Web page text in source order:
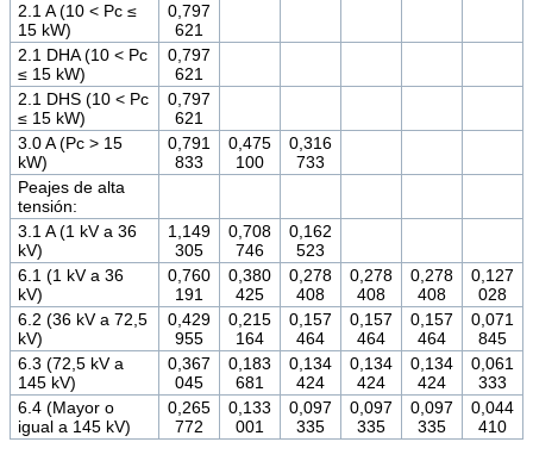
2.1 A (10 < Pc ≤
15 kW)
0,797
621
2.1 DHA (10 < Pc
≤ 15 kW)
0,797
621
2.1 DHS (10 < Pc
≤ 15 kW)
0,797
621
3.0 A (Pc > 15
kW)
0,791
833
0,475
100
0,316
733
Peajes de alta
tensión:
3.1 A (1 kV a 36
kV)
1,149
305
0,708
746
0,162
523
6.1 (1 kV a 36
kV)
0,760
191
0,380
425
0,278
408
0,278
408
0,278
408
0,127
028
6.2 (36 kV a 72,5
kV)
0,429
955
0,215
164
0,157
464
0,157
464
0,157
464
0,071
845
6.3 (72,5 kV a
145 kV)
0,367
045
0,183
681
0,134
424
0,134
424
0,134
424
0,061
333
6.4 (Mayor o
igual a 145 kV)
0,265
772
0,133
001
0,097
335
0,097
335
0,097
335
0,044
410